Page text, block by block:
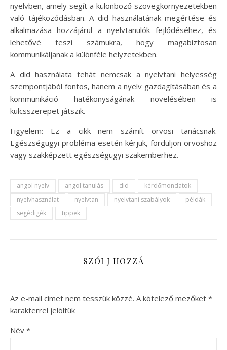
nyelvben, amely segít a különböző szövegkörnyezetekben
való tájékozódásban. A did használatának megértése és
alkalmazása hozzájárul a nyelvtanulók fejlődéséhez, és
lehetővé teszi számukra, hogy magabiztosan
kommunikáljanak a különféle helyzetekben.
A did használata tehát nemcsak a nyelvtani helyesség
szempontjából fontos, hanem a nyelv gazdagításában és a
kommunikáció hatékonyságának növelésében is
kulcsszerepet játszik.
Figyelem: Ez a cikk nem számít orvosi tanácsnak.
Egészségügyi probléma esetén kérjük, forduljon orvoshoz
vagy szakképzett egészségügyi szakemberhez.
angol nyelv angol tanulás did
kérdőmondatok
nyelvhasználat
nyelvtan nyelvtani szabályok
példák
segédigék
tippek
SZÓLJ HOZZÁ
Az e-mail címet nem tesszük közzé. A kötelező mezőket *
karakterrel jelöltük
Név *